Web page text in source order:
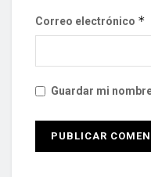
Correo electrónico *
Guardar mi